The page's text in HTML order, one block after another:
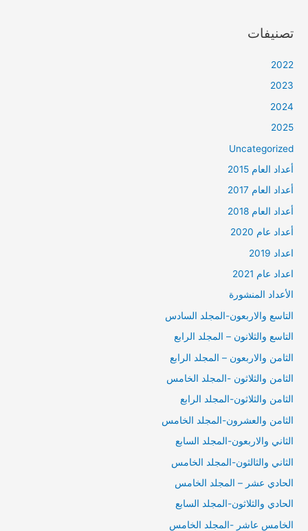
تصنيفات
2022
2023
2024
2025
Uncategorized
أعداد العام 2015
أعداد العام 2017
أعداد العام 2018
أعداد عام 2020
اعداد 2019
اعداد عام 2021
الأعداد المنشورة
التاسع والاربعون-المجلد السادس
التاسع والثلانون – المجلد الرابع
الثامن والاربعون – المجلد الرابع
الثامن والثلاثون -المجلد الخامس
الثامن والثلاثون-المجلد الرابع
الثامن والعشرون-المجلد الخامس
الثاني والاربعون-المجلد السابع
الثاني والثالثون-المجلد الخامس
الحادي عشر – المجلد الخامس
الحادي والثلاثون-المجلد السابع
الخامس عاشر -المجلد الخامس